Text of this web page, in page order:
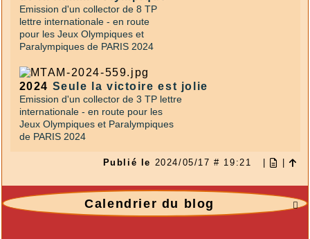
Emission d'un collector de 8 TP
lettre internationale - en route
pour les Jeux Olympiques et
Paralympiques de PARIS 2024
2024 Seule la victoire est jolie
Emission d'un collector de 3 TP lettre
internationale - en route pour les
Jeux Olympiques et Paralympiques
de PARIS 2024
Publié le 2024/05/17 # 19:21

Calendrier du blog